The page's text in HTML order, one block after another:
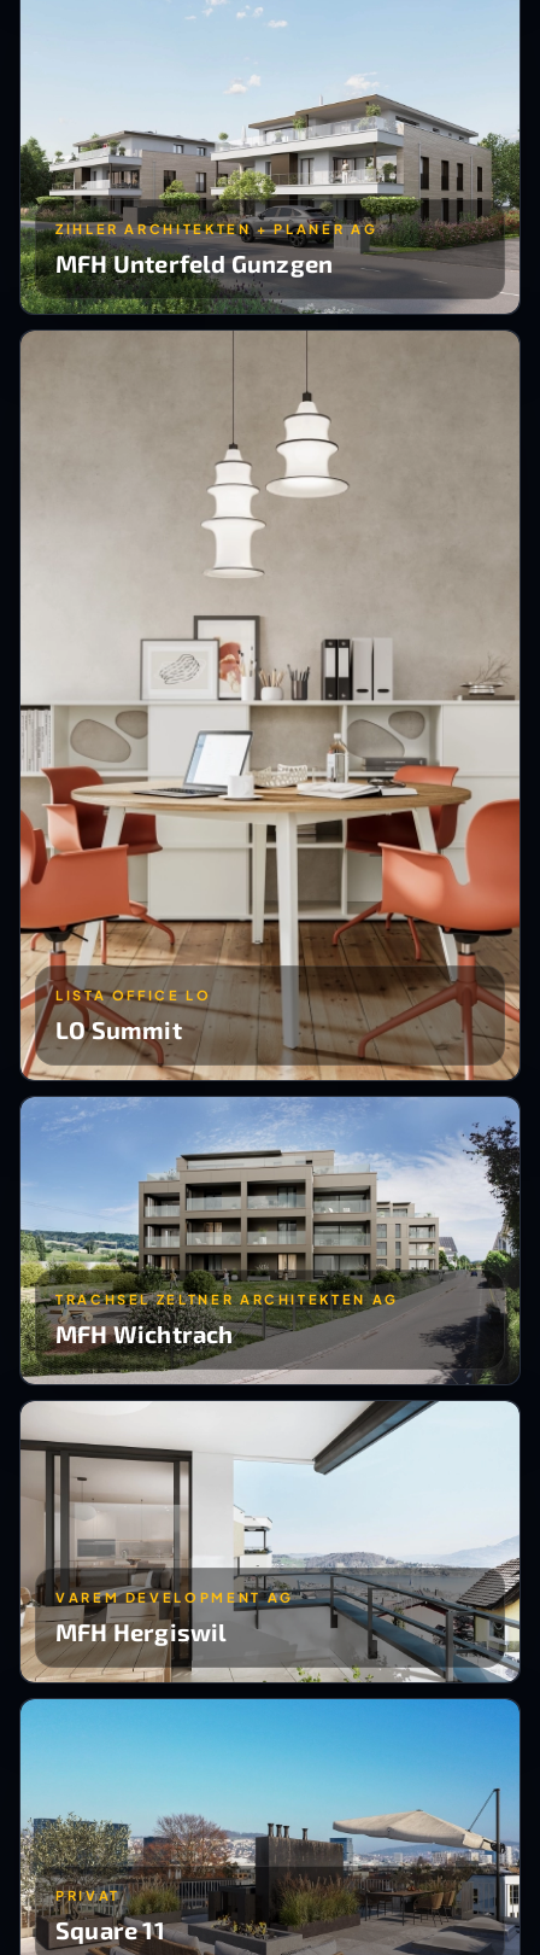
ZIHLER ARCHITEKTEN + PLANER AG
MFH Unterfeld Gunzgen
LISTA OFFICE LO
LO Summit
TRACHSEL ZELTNER ARCHITEKTEN AG
MFH Wichtrach
VAREM DEVELOPMENT AG
MFH Hergiswil
PRIVAT
Square 11